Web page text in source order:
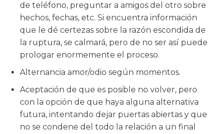
de teléfono, preguntar a amigos del otro sobre
hechos, fechas, etc. Si encuentra información
que le dé certezas sobre la razón escondida de
la ruptura, se calmará, pero de no ser así puede
prologar enormemente el proceso.
Alternancia amor/odio según momentos.
Aceptación de que es posible no volver, pero
con la opción de que haya alguna alternativa
futura, intentando dejar puertas abiertas y que
no se condene del todo la relación a un final